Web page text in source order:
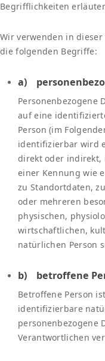
Begrifflichkeiten
Wir verwenden in
die folgenden Begriffe:
a)
Personenbezogene
auf eine
Person (im
identifizierbar wird
direkt oder indirekt,
einer Kennung wie
zu Standortdaten,
oder mehreren
physischen,
wirtschaftlichen,
natürlichen Person
b) betroffene
Betroffene Person
identifizierbare
personenbezogene
Verantwortlichen